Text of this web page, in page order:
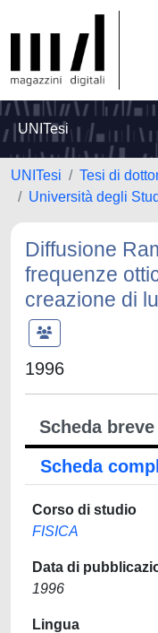
UNITesi
UNITesi
Tesi di
Università degli
Diffusione
frequenze
creazione di
1996
Scheda breve
Scheda
Corso di studio
FISICA
Data di
1996
Lingua